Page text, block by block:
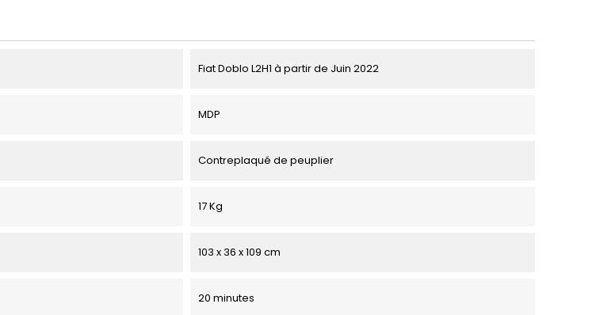
Fiat Doblo L2H1 à partir de Juin 2022
MDP
Contreplaqué de peuplier
17 Kg
103 x 36 x 109 cm
20 minutes